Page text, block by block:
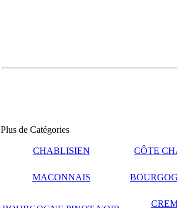
Plus de Catégories
CHABLISIEN CÔTE
MACONNAIS